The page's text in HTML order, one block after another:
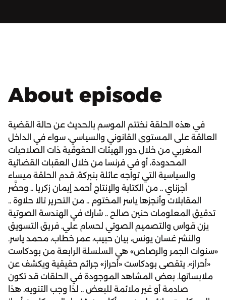
About episode
في هذه الحلقة نختتم الموسم بالحديث عن حالة القضية
العالقة على المستوى القانوني والسياسي، سواء في الداخل
المغربي من خلال دور الهيئات الحقوقية ذات الصلاحيات
المحدودة، أو في فرنسا من خلال العقبات القضائية
والسياسية التي تواجه عائلة بنبركة. قدم الحلقة ميساء
أجزناي .. من الكتابة والإنتاج أحمد إيمان زكريا .. وحضَّر
المقابلات وأنجزها ياسر المختوم .. من التحرير تالا حلاوة ..
تدقيق المعلومات حنين صالح .. شارك في الهندسة الصوتية
يزن قواس والتصميم الصوتي لحسام علي. فريق التسويق
والنشر غسان يونس، بيان حبيب، عمر خطاب، محمد ياسر.
«سنوات الجمر والرصاص» هي السلسلة الرابعة من بودكاست
«أحراز». يتقصى بودكاست «أحراز» جرائم حقيقية ويكشف عن
ملابساتها. بعض المشاهد الموجودة في الحلقات قد تكون
صادمة أو غير ملائمة للبعض .. لذا وجب التنويه. هذا